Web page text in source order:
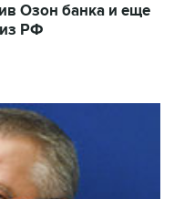
Озон банка и еще
РФ